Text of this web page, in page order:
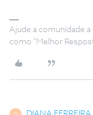
Ajude a comunidade
como "Melhor